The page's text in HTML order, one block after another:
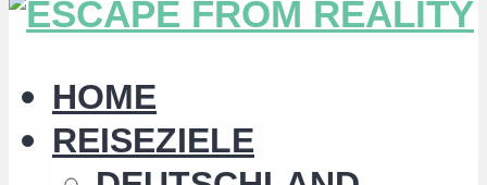
HOME
REISEZIELE